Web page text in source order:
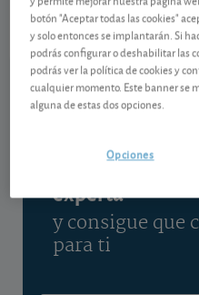
10/08/2026 Nasdaq
Contenido
Gestiona tu
experta
y consigue que
para ti
botón "Aceptar todas las cookies"
y solo entonces se implantarán. Si
podrás configurar o deshabilitar las
podrás ver la política de cookies y
cualquier momento. Este banner se
alguna de estas dos opciones.
Opciones